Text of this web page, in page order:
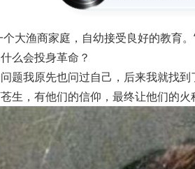
大渔商家庭，自幼接受良好的教育
么会投身革命？
题我原先也问过自己，后来我就找
生，有他们的信仰，最终让他们的